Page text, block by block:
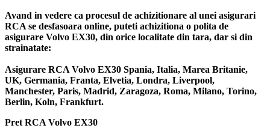
Avand in vedere ca procesul de achizitionare al unei asigurari
RCA se desfasoara online, puteti achizitiona o polita de
asigurare Volvo EX30, din orice localitate din tara, dar si din
strainatate:
Asigurare RCA Volvo EX30 Spania, Italia, Marea Britanie,
UK, Germania, Franta, Elvetia, Londra, Liverpool,
Manchester, Paris, Madrid, Zaragoza, Roma, Milano, Torino,
Berlin, Koln, Frankfurt.
Pret RCA Volvo EX30